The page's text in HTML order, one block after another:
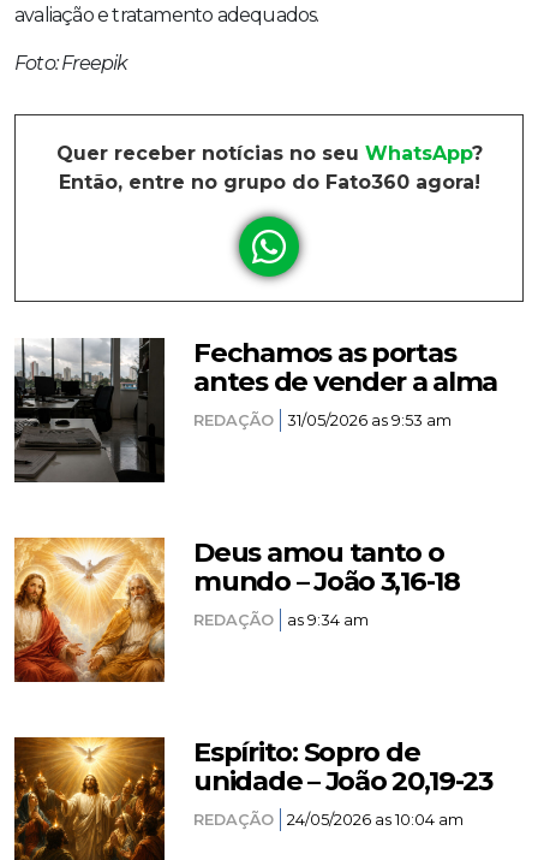
avaliação e tratamento adequados.
Foto: Freepik
Quer receber notícias no seu WhatsApp?
Então, entre no grupo do Fato360 agora!
Fechamos as portas
antes de vender a alma
REDAÇÃO 31/05/2026 as 9:53 am
Deus amou tanto o
mundo – João 3,16-18
REDAÇÃO as 9:34 am
Espírito: Sopro de
unidade – João 20,19-23
REDAÇÃO 24/05/2026 as 10:04 am